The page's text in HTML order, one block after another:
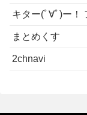
キター(ﾟ∀ﾟ)ー！
まとめくす
2chnavi